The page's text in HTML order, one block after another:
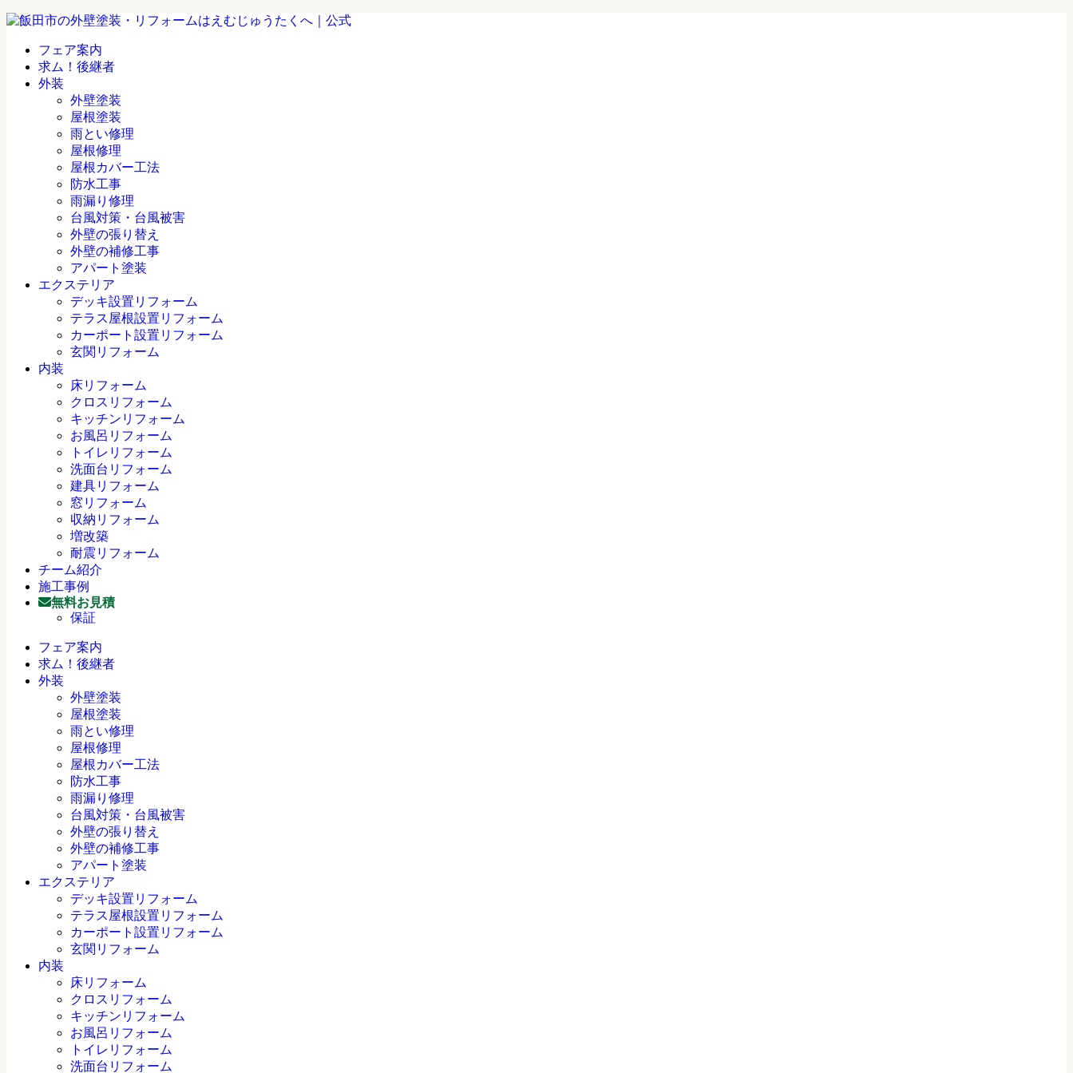
フェア案内
求ム！後継者
外装
外壁塗装
屋根塗装
雨とい修理
屋根修理
屋根カバー工法
防水工事
雨漏り修理
台風対策・台風被害
外壁の張り替え
外壁の補修工事
アパート塗装
エクステリア
デッキ設置リフォーム
テラス屋根設置リフォーム
カーポート設置リフォーム
玄関リフォーム
内装
床リフォーム
クロスリフォーム
キッチンリフォーム
お風呂リフォーム
トイレリフォーム
洗面台リフォーム
建具リフォーム
窓リフォーム
収納リフォーム
増改築
耐震リフォーム
チーム紹介
施工事例
無料お見積
保証
フェア案内
求ム！後継者
外装
外壁塗装
屋根塗装
雨とい修理
屋根修理
屋根カバー工法
防水工事
雨漏り修理
台風対策・台風被害
外壁の張り替え
外壁の補修工事
アパート塗装
エクステリア
デッキ設置リフォーム
テラス屋根設置リフォーム
カーポート設置リフォーム
玄関リフォーム
内装
床リフォーム
クロスリフォーム
キッチンリフォーム
お風呂リフォーム
トイレリフォーム
洗面台リフォーム